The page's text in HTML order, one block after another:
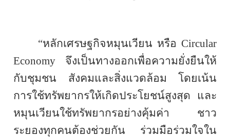
“หลักเศรษฐกิจหมุนเวียน หรือ Circular
Economy จึงเป็นทางออกเพื่อความยั่งยืนให้
กับชุมชน สังคมและสิ่งแวดล้อม โดยเน้น
การใช้ทรัพยากรให้เกิดประโยชน์สูงสุด และ
หมุนเวียนใช้ทรัพยากรอย่างคุ้มค่า ชาว
ระยองทุกคนต้องช่วยกัน ร่วมมือร่วมใจใน